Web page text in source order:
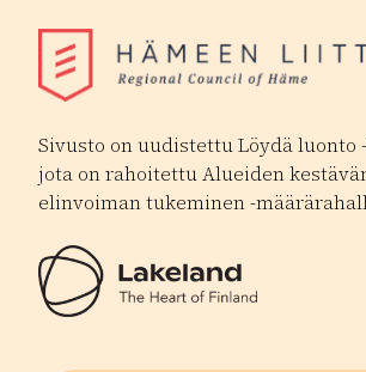
Sivusto on uudistettu Löydä luonto
jota on rahoitettu Alueiden
elinvoiman tukeminen -